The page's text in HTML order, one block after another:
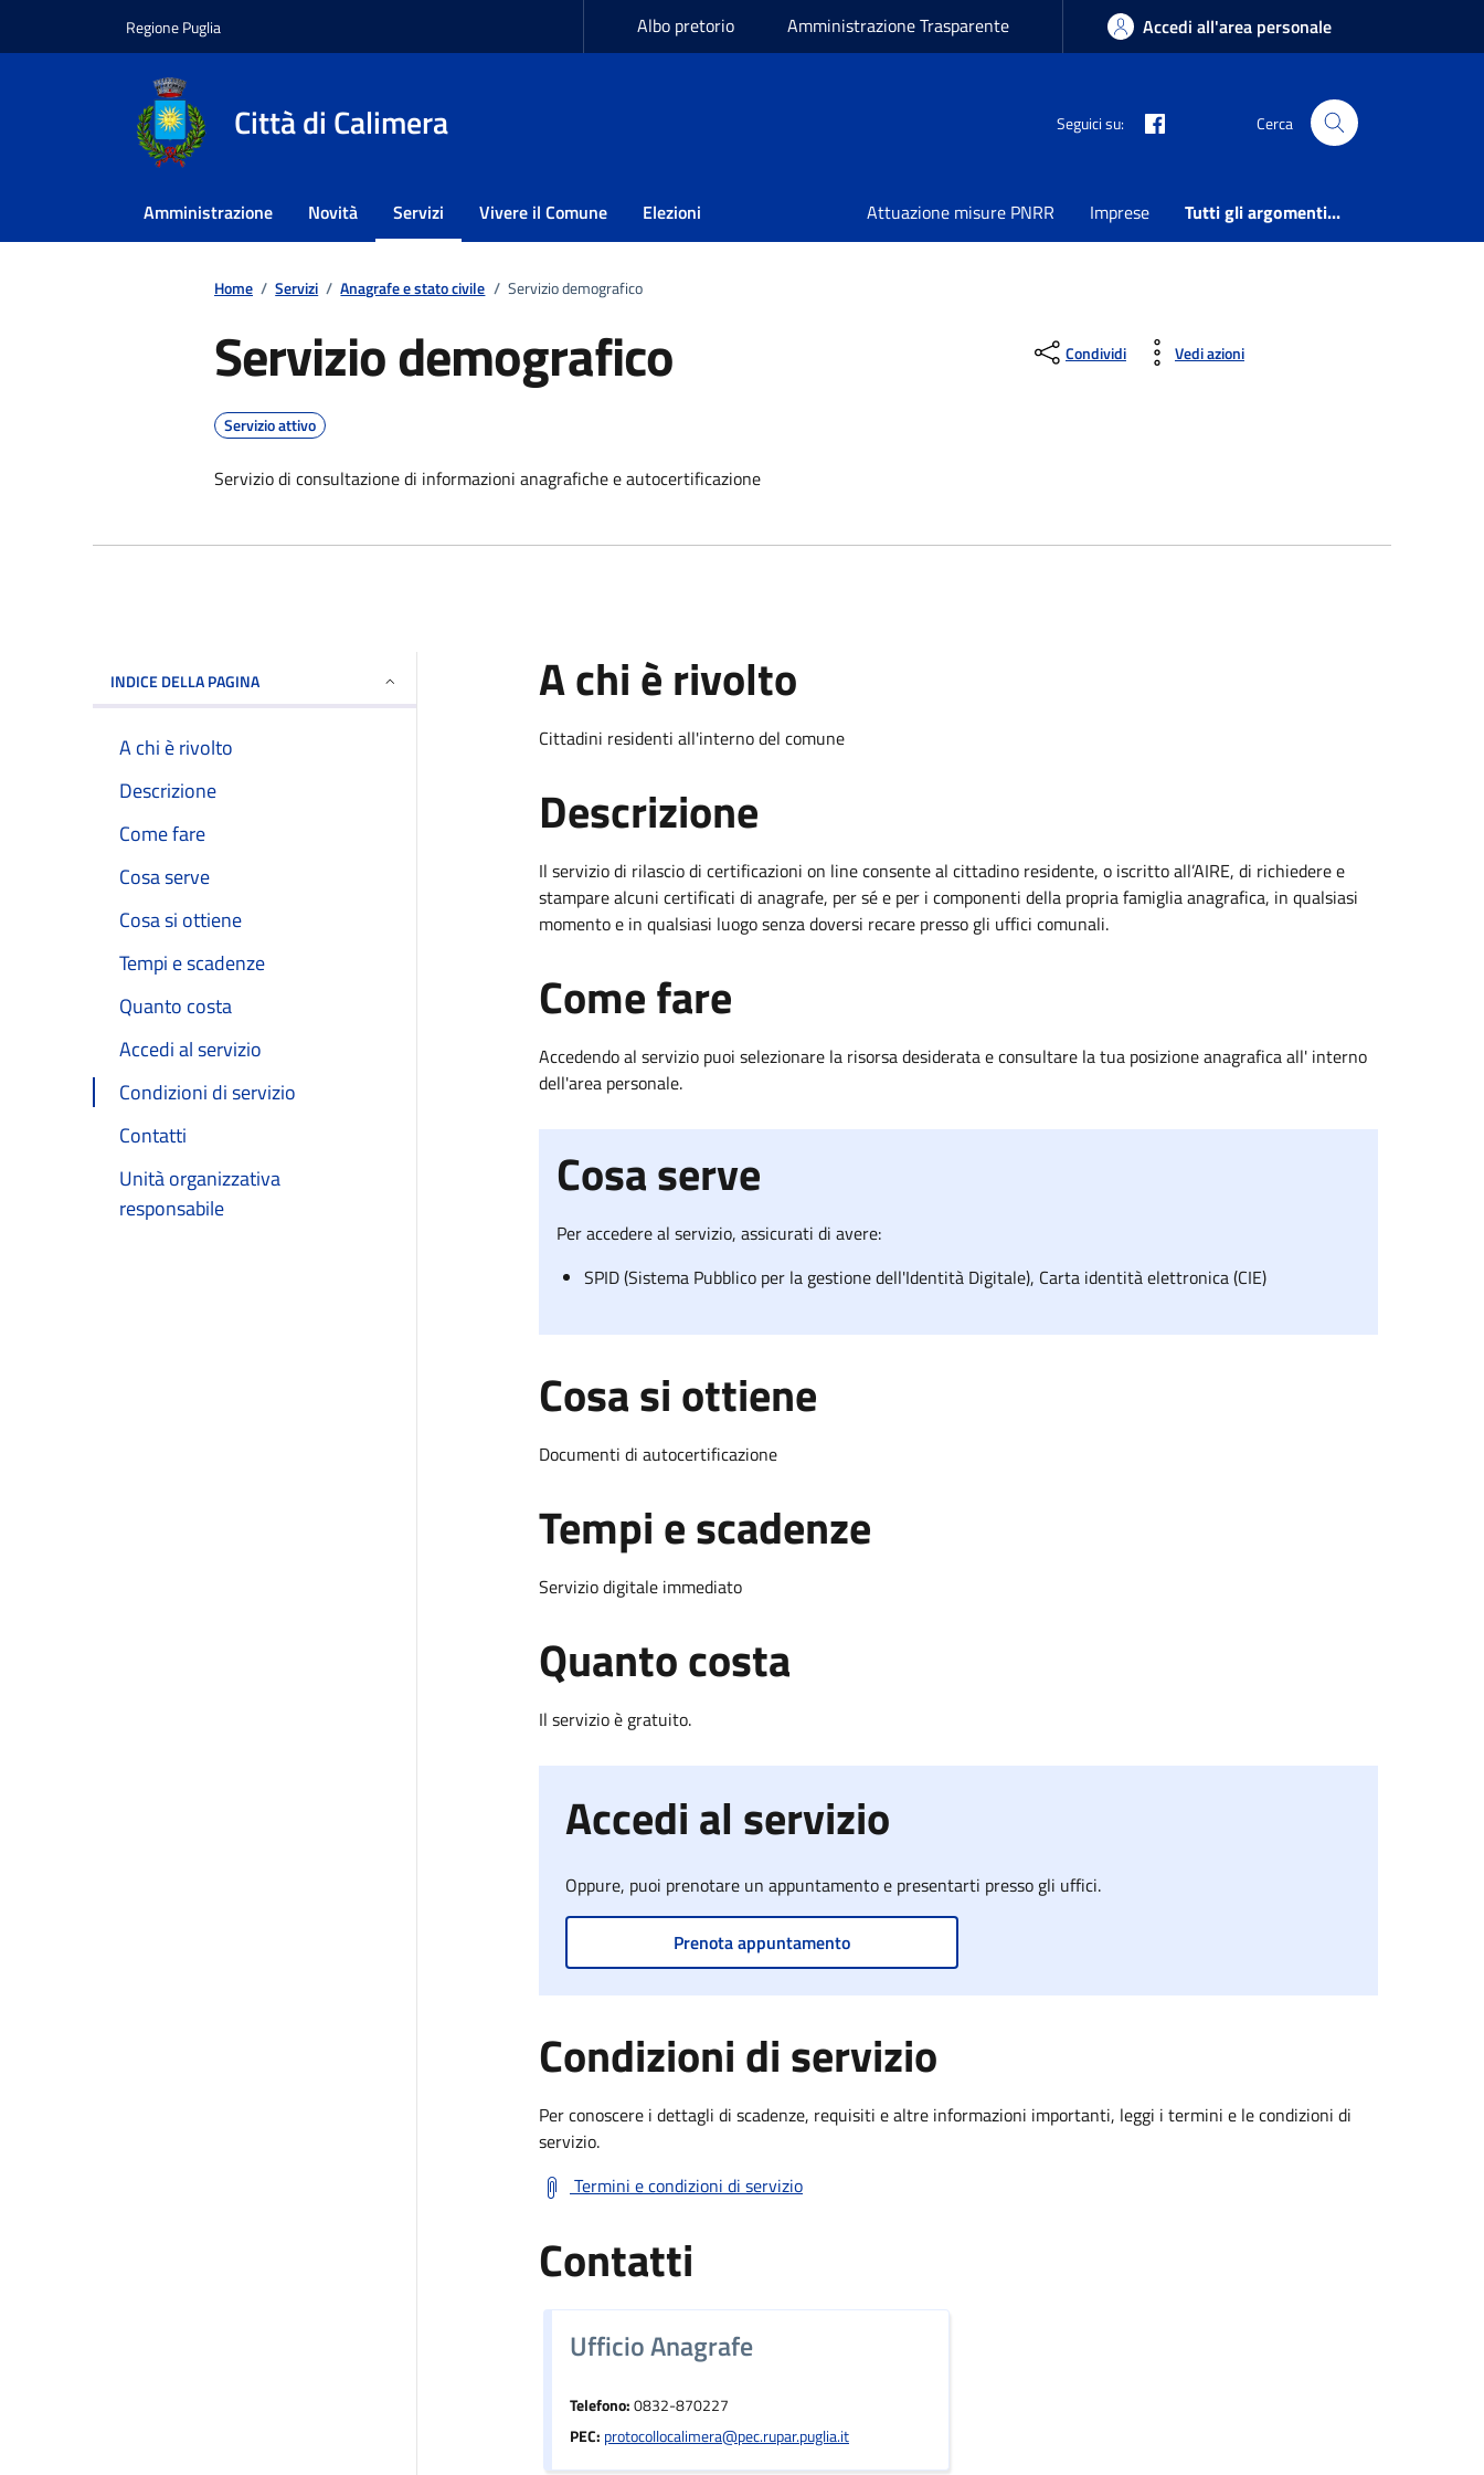
Regione Puglia Albo pretorio Amministrazione Trasparente Accedi all'area personale
Città di Calimera Seguici su: Cerca
Amministrazione Novità Servizi Vivere il Comune Elezioni Attuazione misure PNRR Imprese Tutti gli argomenti...
Home / Servizi / Anagrafe e stato civile / Servizio demografico
Servizio demografico
Servizio attivo
Servizio di consultazione di informazioni anagrafiche e autocertificazione
Condividi Vedi azioni
INDICE DELLA PAGINA
A chi è rivolto
Descrizione
Come fare
Cosa serve
Cosa si ottiene
Tempi e scadenze
Quanto costa
Accedi al servizio
Condizioni di servizio
Contatti
Unità organizzativa
responsabile
A chi è rivolto
Cittadini residenti all'interno del comune
Descrizione
Il servizio di rilascio di certificazioni on line consente al cittadino residente, o iscritto all’AIRE, di richiedere e
stampare alcuni certificati di anagrafe, per sé e per i componenti della propria famiglia anagrafica, in qualsiasi
momento e in qualsiasi luogo senza doversi recare presso gli uffici comunali.
Come fare
Accedendo al servizio puoi selezionare la risorsa desiderata e consultare la tua posizione anagrafica all' interno
dell'area personale.
Cosa serve
Per accedere al servizio, assicurati di avere:
SPID (Sistema Pubblico per la gestione dell'Identità Digitale), Carta identità elettronica (CIE)
Cosa si ottiene
Documenti di autocertificazione
Tempi e scadenze
Servizio digitale immediato
Quanto costa
Il servizio è gratuito.
Accedi al servizio
Oppure, puoi prenotare un appuntamento e presentarti presso gli uffici.
Prenota appuntamento
Condizioni di servizio
Per conoscere i dettagli di scadenze, requisiti e altre informazioni importanti, leggi i termini e le condizioni di
servizio.
Termini e condizioni di servizio
Contatti
Ufficio Anagrafe
Telefono:0832-870227
PEC: protocollocalimera@pec.rupar.puglia.it